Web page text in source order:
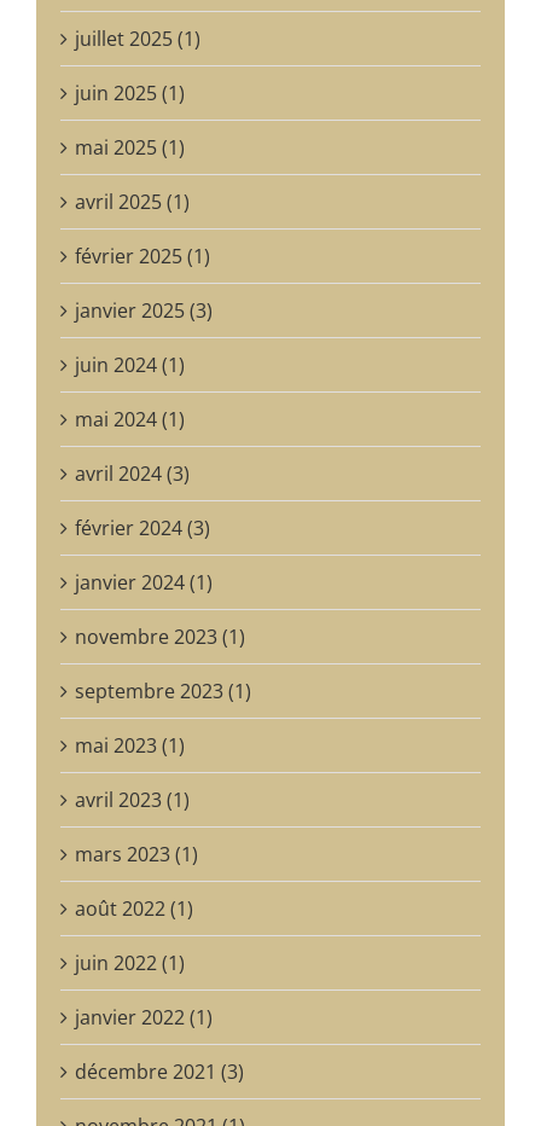
juillet 2025 (1)
juin 2025 (1)
mai 2025 (1)
avril 2025 (1)
février 2025 (1)
janvier 2025 (3)
juin 2024 (1)
mai 2024 (1)
avril 2024 (3)
février 2024 (3)
janvier 2024 (1)
novembre 2023 (1)
septembre 2023 (1)
mai 2023 (1)
avril 2023 (1)
mars 2023 (1)
août 2022 (1)
juin 2022 (1)
janvier 2022 (1)
décembre 2021 (3)